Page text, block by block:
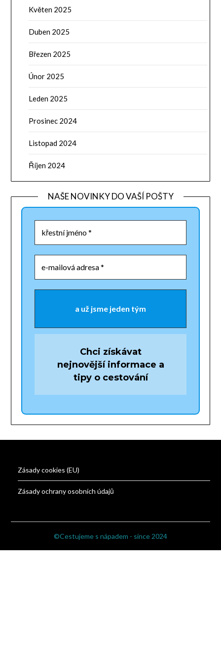
Květen 2025
Duben 2025
Březen 2025
Únor 2025
Leden 2025
Prosinec 2024
Listopad 2024
Říjen 2024
NAŠE NOVINKY DO VAŠÍ POŠTY
Chci získávat
nejnovější informace a
tipy o cestování
Zásady cookies (EU)
Zásady ochrany osobních údajů
©Cestujeme s nápadem - since 2024